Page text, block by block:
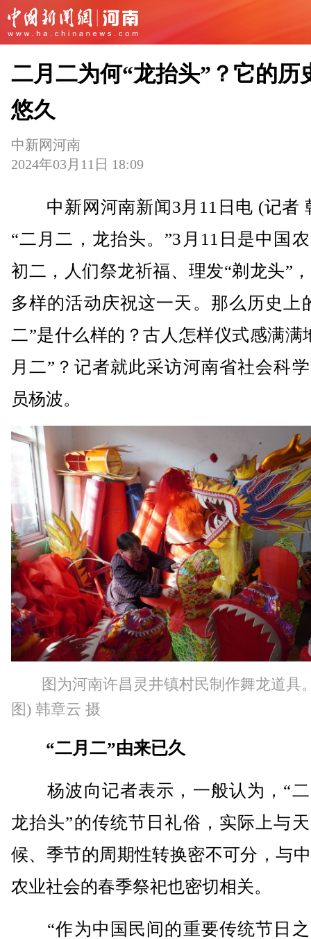
二月二为何“龙抬头”？它的历
悠久
中新网河南
2024年03月11日 18:09
中新网河南新闻3月11日电 (记者
“二月二，龙抬头。”3月11日是中国
初二，人们祭龙祈福、理发“剃龙头”
多样的活动庆祝这一天。那么历史上
二”是什么样的？古人怎样仪式感满满
月二”？记者就此采访河南省社会科
员杨波。
图为河南许昌灵井镇村民制作舞龙道具
图) 韩章云 摄
“二月二”由来已久
杨波向记者表示，一般认为，“二
龙抬头”的传统节日礼俗，实际上与
候、季节的周期性转换密不可分，与
农业社会的春季祭祀也密切相关。
“作为中国民间的重要传统节日之